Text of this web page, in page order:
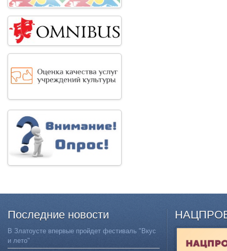
Последние новости
В Златоусте впервые пройдет фестиваль "Вкус
и лето"